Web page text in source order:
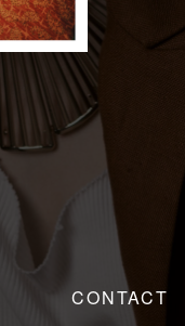
CONTACT